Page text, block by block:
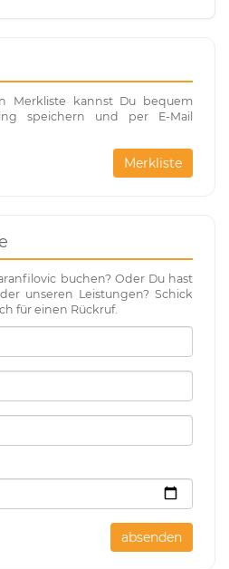
Merkliste kannst Du bequem
speichern und per E-Mail
Merkliste
buchen? Oder Du hast
unseren Leistungen? Schick
für einen Rückruf.
absenden